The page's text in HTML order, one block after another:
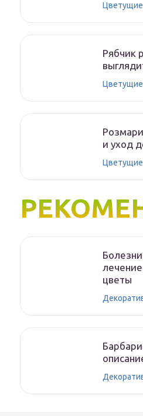
Цветущие
Рябчик
Цветущие
и уход
Цветущие
цветы